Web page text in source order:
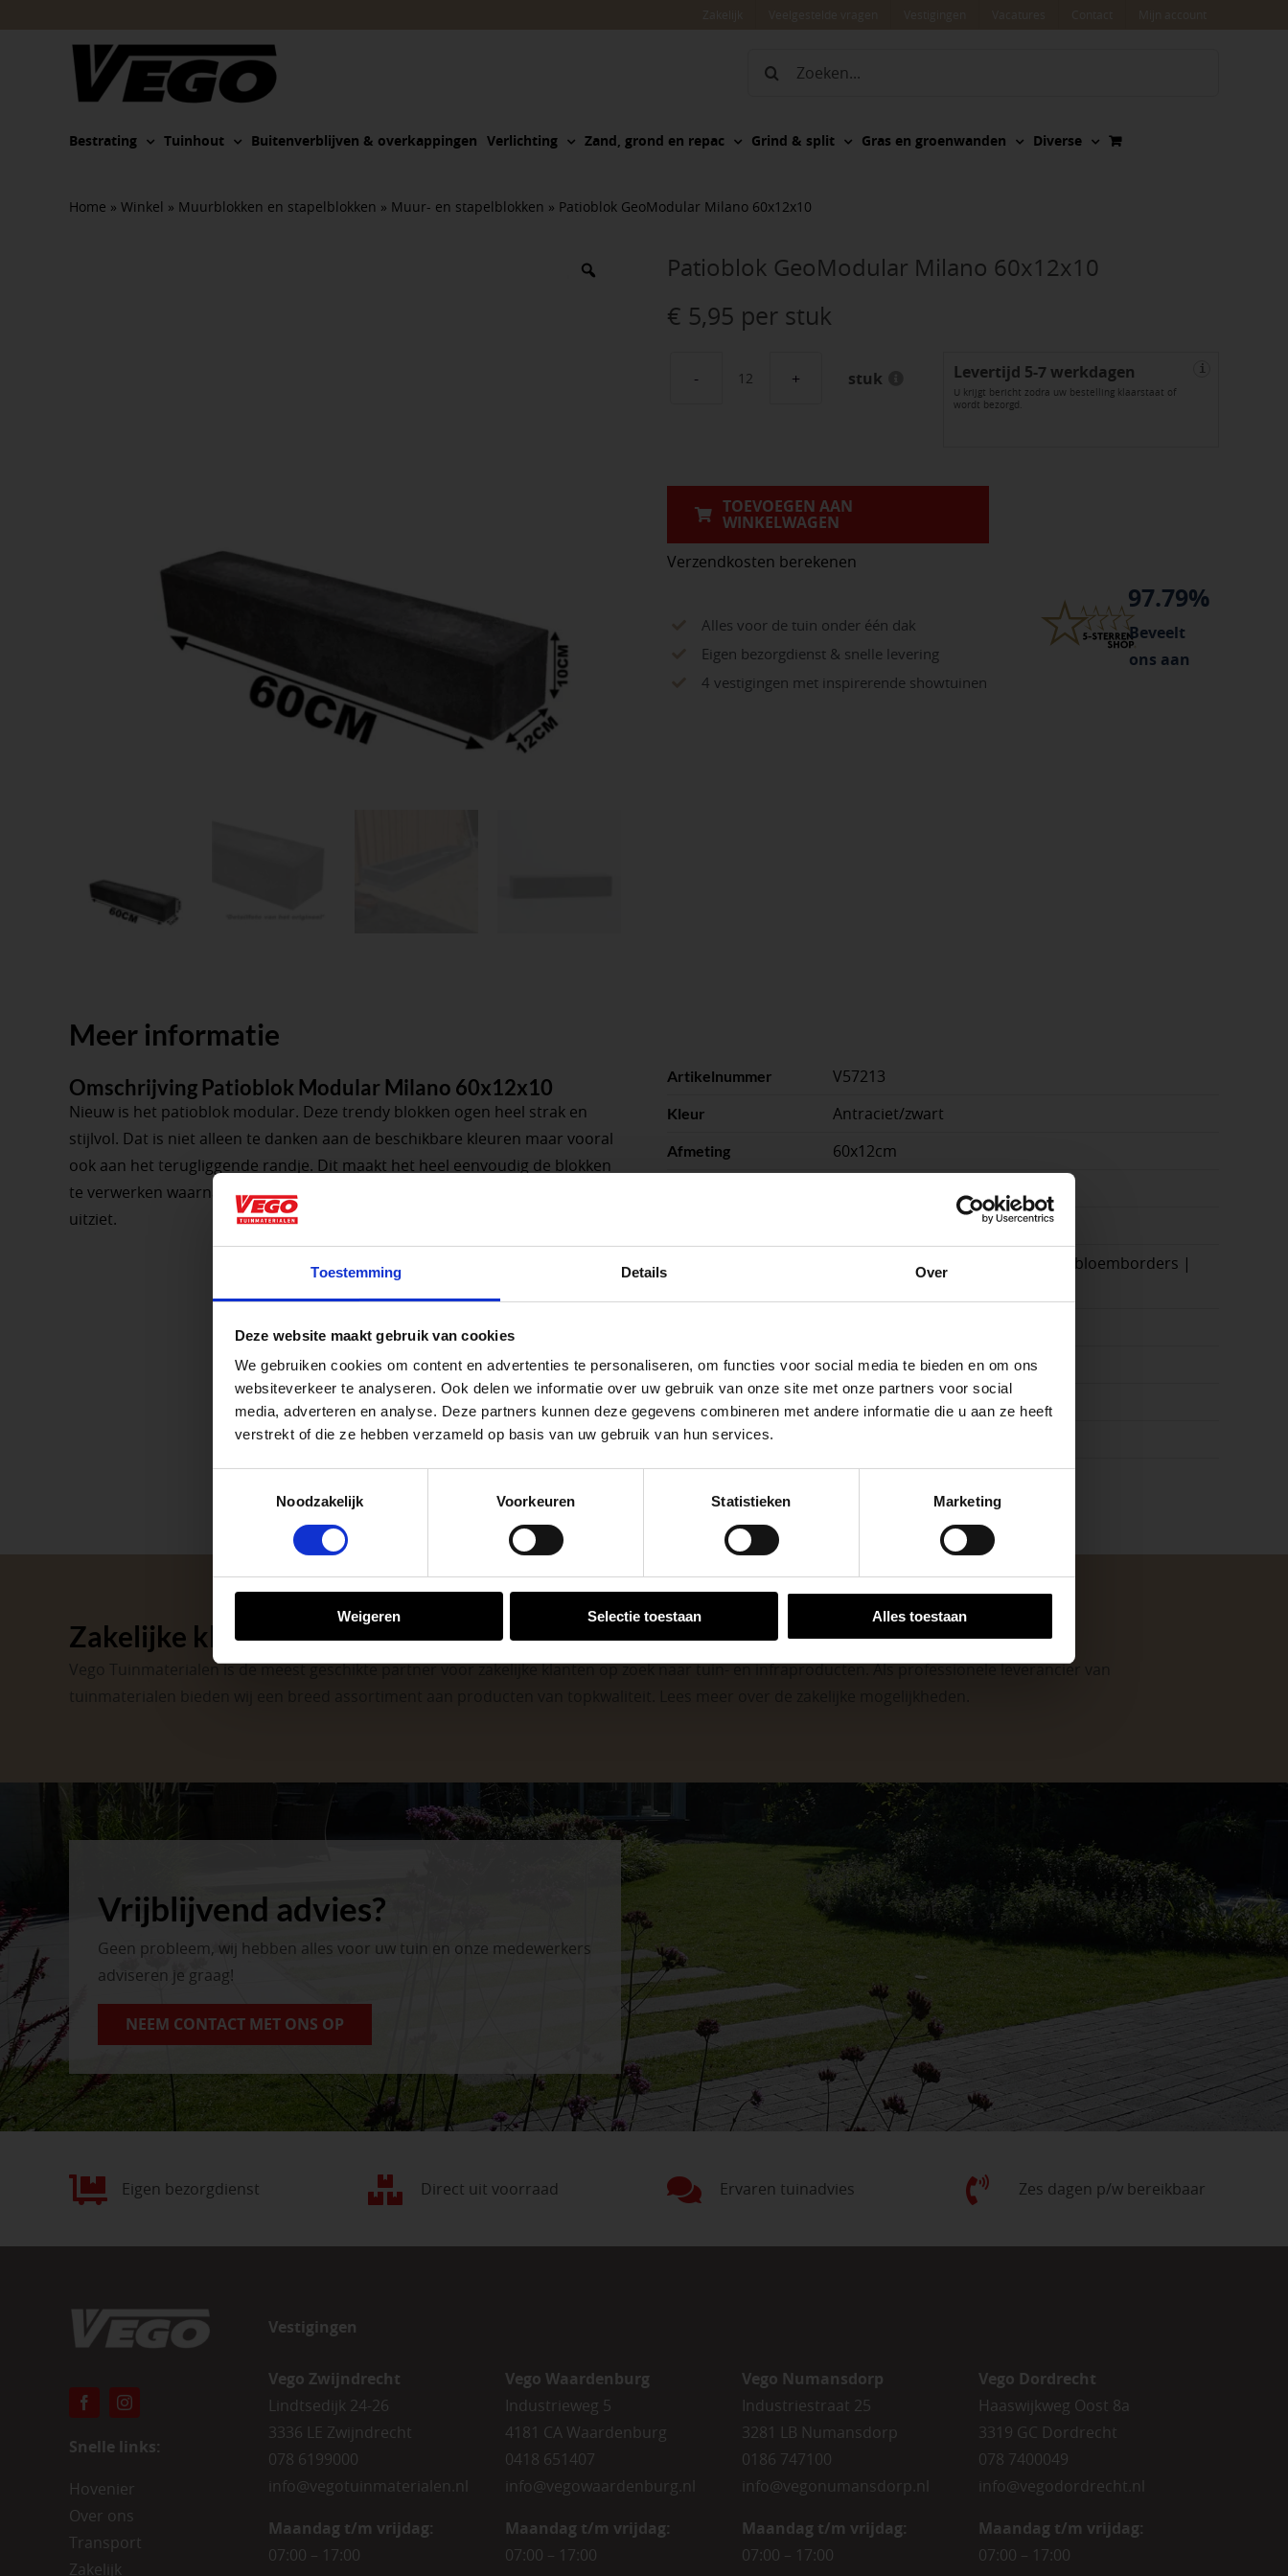
Toestemming Details Over
Deze website maakt gebruik van cookies
We gebruiken cookies om content en advertenties te personaliseren, om functies voor social media te bieden en om ons
websiteverkeer te analyseren. Ook delen we informatie over uw gebruik van onze site met onze partners voor social
media, adverteren en analyse. Deze partners kunnen deze gegevens combineren met andere informatie die u aan ze heeft
verstrekt of die ze hebben verzameld op basis van uw gebruik van hun services.
Noodzakelijk
Voorkeuren Statistieken Marketing
Weigeren Selectie toestaan Alles toestaan
Zoeken
Bestrating Tuinhout Buitenverblijven & overkappingen Verlichting Zand, grond en repac Grind & split Gras en groenwanden Diverse
Home » Winkel » Muurblokken en stapelblokken » Muur- en stapelblokken » Patioblok GeoModular Milano 60x12x10
Patioblok GeoModular Milano 60x12x10
€ 5,95 per stuk
Patioblok
aantal
stuk Levertijd 5-7 werkdagen
U krijgt bericht zodra uw bestelling klaarstaat of
wordt bezorgd.
i
TOEVOEGEN AAN
WINKELWAGEN
Verzendkosten berekenen
Alles voor de tuin onder één dak
Eigen bezorgdienst & snelle levering
4 vestigingen met inspirerende showtuinen
97.79%
Beveelt
ons aan
Meer informatie
Omschrijving Patioblok Modular Milano 60x12x10
Nieuw is het patioblok modular. Deze trendy blokken ogen heel strak en
stijlvol. Dat is niet alleen te danken aan de beschikbare kleuren maar vooral
ook aan het terugliggende randje. Dit maakt het heel eenvoudig de blokken
te verwerken waarna het geheel er ook nog eens extra verzorgd en fraai
uitziet.
Artikelnummer V57213
Kleur Antraciet/zwart
Afmeting 60x12cm
Toepassing
Hoogteverschillen | tuinmuren | bloemborders |
Stuks per eenheid 1
Kleuren Antraciet, Zwart
Eenheid
Zakelijke klant worden
Vego Tuinmaterialen is de meest geschikte partner voor zakelijke klanten op zoek naar tuin- en infraproducten. Als professionele leverancier van
tuinmaterialen bieden wij een breed assortiment aan producten van topkwaliteit. Lees meer over de
Vrijblijvend advies?
Geen probleem, wij hebben alles voor uw tuin en onze medewerkers
adviseren je graag!
NEEM CONTACT MET ONS OP
Eigen bezorgdienst Direct uit voorraad Ervaren tuinadvies Zes dagen p/w bereikbaar
Snelle links:
Hovenier
Over ons
Transport
Zakelijk
Vestigingen
Vego Zwijndrecht
Lindtsedijk 24-26
3336 LE Zwijndrecht
078 6199000
info@vegotuinmaterialen.nl
Maandag t/m vrijdag:
07:00 – 17:00
Vego Waardenburg
Industrieweg 5
4181 CA Waardenburg
0418 651407
info@vegowaardenburg.nl
Maandag t/m vrijdag:
07:00 – 17:00
Vego Numansdorp
Industriestraat 25
3281 LB Numansdorp
0186 747100
info@vegonumansdorp.nl
Maandag t/m vrijdag:
07:00 – 17:00
Vego Dordrecht
Haaswijkweg Oost 8a
3319 GC Dordrecht
078 7400049
info@vegodordrecht.nl
Maandag t/m vrijdag:
07:00 – 17:00
Aangepaste openingstijden tijdens de vakantieperiode
op zaterdag. Bekijk de vestigingspagina voor de actuele openingstijden.
Afsluiting Papendrechtse Brug
Met vier vestigingen en inspirerende showtuinen helpen we je graag bij iedere stap van jouw
tuinproject.
BEKIJK ONZE VESTIGINGEN